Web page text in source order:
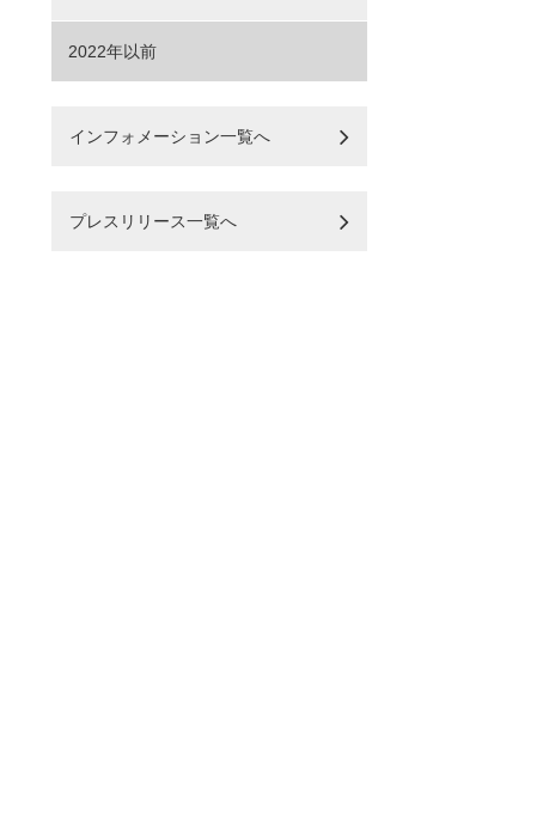
2022年以前
インフォメーション一覧へ
プレスリリース一覧へ